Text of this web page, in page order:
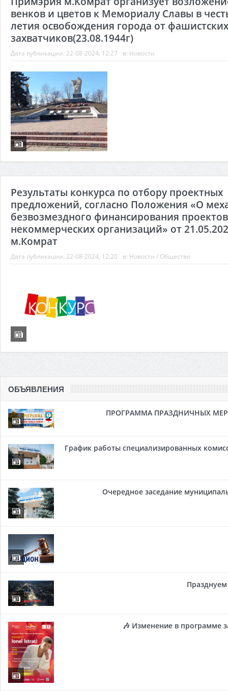
венков и цветов к Мемориалу Славы в
летия освобождения города от фашистских
захватчиков(23.08.1944г)
Дата публикации: 22-08-2024, 12:27 в: Новости
Результаты конкурса по отбору проектных
предложений, согласно Положения «О
безвозмездного финансирования проектов
некоммерческих организаций» от
м.Комрат
Дата публикации: 22-08-2024, 12:20 в: Новости / Общество
ОБЪЯВЛЕНИЯ
ПРОГРАММА ПРАЗДНИЧНЫХ
График работы специализированных
Очередное заседание
Празднуем
🎶 Изменение в программе